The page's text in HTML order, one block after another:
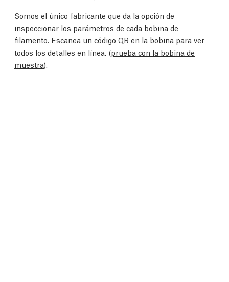
Somos el único fabricante que da la opción de
inspeccionar los parámetros de cada bobina de
filamento. Escanea un código QR en la bobina para ver
todos los detalles en línea. (prueba con la bobina de
muestra).